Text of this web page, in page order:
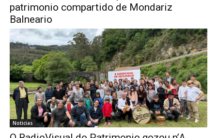
patrimonio compartido de Mondariz
Balneario
Noticias